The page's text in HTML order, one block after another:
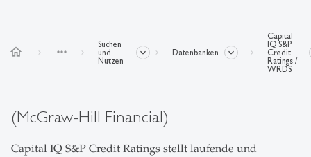
home more_horiz
Suchen
und
Nutzen
Datenbanken
Capital
IQ S&P
Credit
Ratings /
WRDS
(McGraw-Hill Financial)
Capital IQ S&P Credit Ratings stellt laufende und